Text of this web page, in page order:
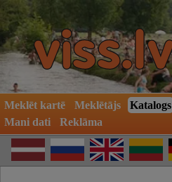
Meklēt kartē Meklētājs Katalogs
Mani dati
Reklāma